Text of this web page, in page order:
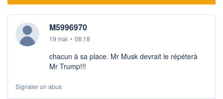
M5996970
19 mai • 08:18
chacun à sa place. Mr Musk devrait le répéterà
Mr Trump!!!
Signaler un abus